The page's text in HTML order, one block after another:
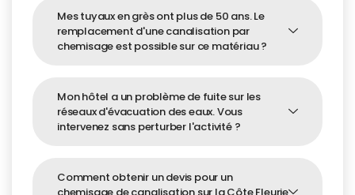
Mes tuyaux en grès ont plus de 50 ans. Le
remplacement d'une canalisation par
chemisage est possible sur ce matériau ?
Mon hôtel a un problème de fuite sur les
réseaux d'évacuation des eaux. Vous
intervenez sans perturber l'activité ?
Comment obtenir un devis pour un